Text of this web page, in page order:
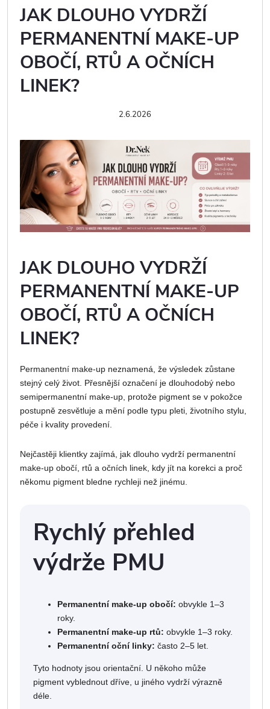
JAK DLOUHO VYDRŽÍ
PERMANENTNÍ MAKE-UP
OBOČÍ, RTŮ A OČNÍCH
LINEK?
2.6.2026
JAK DLOUHO VYDRŽÍ
PERMANENTNÍ MAKE-UP
OBOČÍ, RTŮ A OČNÍCH
LINEK?
Permanentní make-up neznamená, že výsledek zůstane
stejný celý život. Přesnější označení je dlouhodobý nebo
semipermanentní make-up, protože pigment se v pokožce
postupně zesvětluje a mění podle typu pleti, životního stylu,
péče i kvality provedení.
Nejčastěji klientky zajímá, jak dlouho vydrží permanentní
make-up obočí, rtů a očních linek, kdy jít na korekci a proč
někomu pigment bledne rychleji než jinému.
Rychlý přehled
výdrže PMU
Permanentní make-up obočí: obvykle 1–3
roky.
Permanentní make-up rtů: obvykle 1–3 roky.
Permanentní oční linky: často 2–5 let.
Tyto hodnoty jsou orientační. U někoho může
pigment vyblednout dříve, u jiného vydrží výrazně
déle.